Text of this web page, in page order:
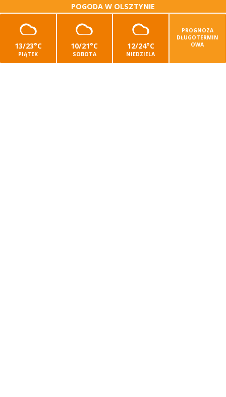
POGODA W OLSZTYNIE
13/23°C
PIĄTEK
10/21°C
SOBOTA
12/24°C
NIEDZIELA
PROGNOZA
DŁUGOTERMIN
OWA